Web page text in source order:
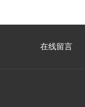
在线留言